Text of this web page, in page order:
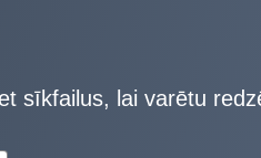
sīkfailus, lai varētu